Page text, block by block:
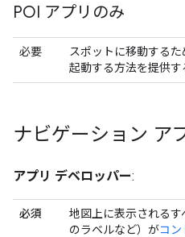
POI アプリのみ
必要
スポットに移動する
起動する方法を提供す
ナビゲーション ア
アプリ デベロッパー:
必須
地図上に表示されるす
のラベルなど）がコン